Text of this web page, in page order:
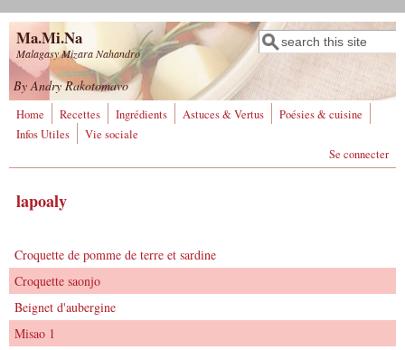
Aller au contenu principal
Ma.Mi.Na
Malagasy Mizara Nahandro
Formulaire de
recherche
Rechercher
By Andry Rakotomavo
Home Recettes Ingrédients Astuces & Vertus
Poésies & cuisine
Infos Utiles
Vie sociale
Se connecter
lapoaly
Croquette de pomme de terre et sardine
Croquette saonjo
Beignet d'aubergine
Misao 1